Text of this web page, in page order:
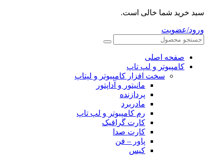
سبد خرید شما خالی است.
ورود/عضویت
صفحه اصلی
کامپیوتر و‌‌‌‌‌ لپ تاپ
سخت افزار کامپیوتر و لپتاپ
مانیتور و آداپتور
پردازنده
مادربرد
رم کامپیوتر و لپ تاپ
کارت گرافیک
کارت صدا
پاور – فن
کیس